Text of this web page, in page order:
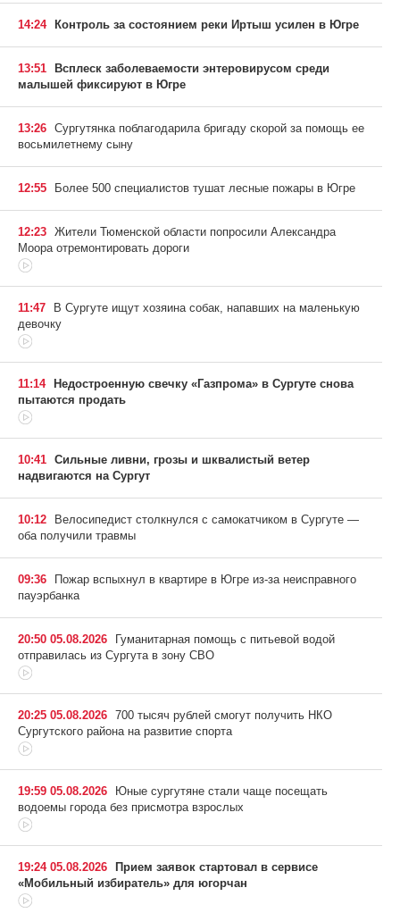
14:24 Контроль за состоянием реки Иртыш усилен в Югре
13:51 Всплеск заболеваемости энтеровирусом среди
малышей фиксируют в Югре
13:26 Сургутянка поблагодарила бригаду скорой за помощь ее
восьмилетнему сыну
12:55 Более 500 специалистов тушат лесные пожары в Югре
12:23 Жители Тюменской области попросили Александра
Моора отремонтировать дороги
11:47
В Сургуте ищут хозяина собак, напавших на маленькую
девочку
11:14 Недостроенную свечку «Газпрома» в Сургуте снова
пытаются продать
10:41 Сильные ливни, грозы и шквалистый ветер
надвигаются на Сургут
10:12
Велосипедист столкнулся с самокатчиком в Сургуте —
оба получили травмы
09:36
Пожар вспыхнул в квартире в Югре из-за неисправного
пауэрбанка
20:50 05.08.2026
Гуманитарная помощь с питьевой водой
отправилась из Сургута в зону СВО
20:25 05.08.2026 700 тысяч рублей смогут получить НКО
Сургутского района на развитие спорта
19:59 05.08.2026
Юные сургутяне стали чаще посещать
водоемы города без присмотра взрослых
19:24 05.08.2026 Прием заявок стартовал в сервисе
«Мобильный избиратель» для югорчан